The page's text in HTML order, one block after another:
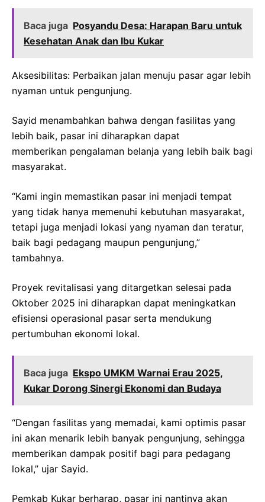
Baca juga Posyandu Desa: Harapan Baru untuk
Kesehatan Anak dan Ibu Kukar
Aksesibilitas: Perbaikan jalan menuju pasar agar lebih
nyaman untuk pengunjung.
Sayid menambahkan bahwa dengan fasilitas yang
lebih baik, pasar ini diharapkan dapat
memberikan pengalaman belanja yang lebih baik bagi
masyarakat.
“Kami ingin memastikan pasar ini menjadi tempat
yang tidak hanya memenuhi kebutuhan masyarakat,
tetapi juga menjadi lokasi yang nyaman dan teratur,
baik bagi pedagang maupun pengunjung,”
tambahnya.
Proyek revitalisasi yang ditargetkan selesai pada
Oktober 2025 ini diharapkan dapat meningkatkan
efisiensi operasional pasar serta mendukung
pertumbuhan ekonomi lokal.
Baca juga Ekspo UMKM Warnai Erau 2025,
Kukar Dorong Sinergi Ekonomi dan Budaya
“Dengan fasilitas yang memadai, kami optimis pasar
ini akan menarik lebih banyak pengunjung, sehingga
memberikan dampak positif bagi para pedagang
lokal,” ujar Sayid.
Pemkab Kukar berharap, pasar ini nantinya akan